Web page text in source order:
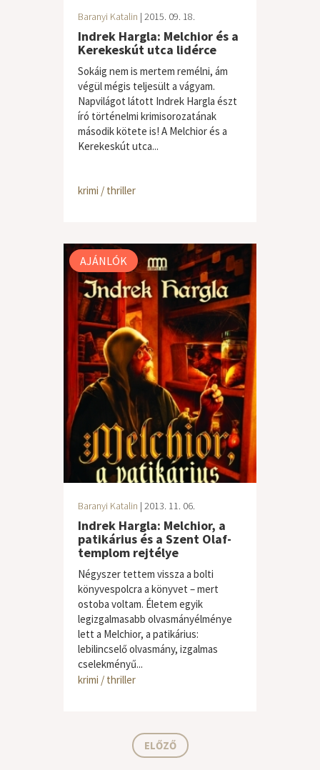
Baranyi Katalin | 2015. 09. 18.
Indrek Hargla: Melchior és a
Kerekeskút utca lidérce
Sokáig nem is mertem remélni, ám
végül mégis teljesült a vágyam.
Napvilágot látott Indrek Hargla észt
író történelmi krimisorozatának
második kötete is! A Melchior és a
Kerekeskút utca...
krimi / thriller
AJÁNLÓK
Baranyi Katalin | 2013. 11. 06.
Indrek Hargla: Melchior, a
patikárius és a Szent Olaf-
templom rejtélye
Négyszer tettem vissza a bolti
könyvespolcra a könyvet – mert
ostoba voltam. Életem egyik
legizgalmasabb olvasmányélménye
lett a Melchior, a patikárius:
lebilincselő olvasmány, izgalmas
cselekményű...
krimi / thriller
ELŐZŐ